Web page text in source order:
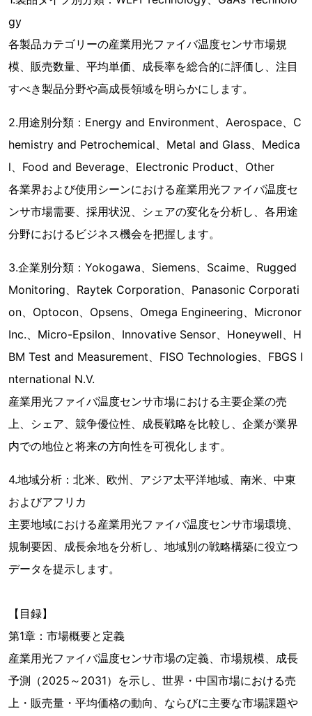
gy
各製品カテゴリーの産業用光ファイバ温度センサ市場規
模、販売数量、平均単価、成長率を総合的に評価し、注目
すべき製品分野や高成長領域を明らかにします。
2.用途別分類：Energy and Environment、Aerospace、C
hemistry and Petrochemical、Metal and Glass、Medica
l、Food and Beverage、Electronic Product、Other
各業界および使用シーンにおける産業用光ファイバ温度セ
ンサ市場需要、採用状況、シェアの変化を分析し、各用途
分野におけるビジネス機会を把握します。
3.企業別分類：Yokogawa、Siemens、Scaime、Rugged
Monitoring、Raytek Corporation、Panasonic Corporati
on、Optocon、Opsens、Omega Engineering、Micronor
Inc.、Micro-Epsilon、Innovative Sensor、Honeywell、H
BM Test and Measurement、FISO Technologies、FBGS I
nternational N.V.
産業用光ファイバ温度センサ市場における主要企業の売
上、シェア、競争優位性、成長戦略を比較し、企業が業界
内での地位と将来の方向性を可視化します。
4.地域分析：北米、欧州、アジア太平洋地域、南米、中東
およびアフリカ
主要地域における産業用光ファイバ温度センサ市場環境、
規制要因、成長余地を分析し、地域別の戦略構築に役立つ
データを提示します。
【目録】
第1章：市場概要と定義
産業用光ファイバ温度センサ市場の定義、市場規模、成長
予測（2025～2031）を示し、世界・中国市場における売
上・販売量・平均価格の動向、ならびに主要な市場課題や